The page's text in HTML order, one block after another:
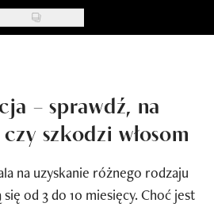
– sprawdź, na
szkodzi włosom
na uzyskanie różnego rodzaju
od 3 do 10 miesięcy. Choć jest